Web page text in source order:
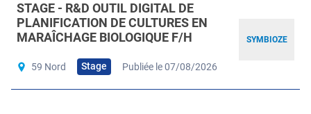
SYMBIOZE
STAGE - R&D OUTIL DIGITAL DE
PLANIFICATION DE CULTURES EN
MARAÎCHAGE BIOLOGIQUE F/H
59 Nord Stage Publiée le 07/08/2026